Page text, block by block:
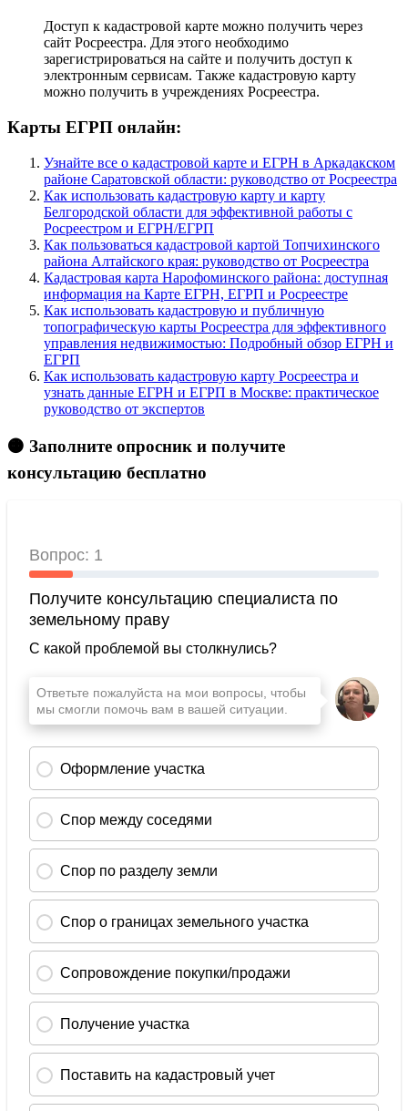
Доступ к кадастровой карте можно получить через
сайт Росреестра. Для этого необходимо
зарегистрироваться на сайте и получить доступ к
электронным сервисам. Также кадастровую карту
можно получить в учреждениях Росреестра.
Карты ЕГРП онлайн:
Узнайте все о кадастровой карте и ЕГРН в Аркадакском
районе Саратовской области: руководство от Росреестра
Как использовать кадастровую карту и карту
Белгородской области для эффективной работы с
Росреестром и ЕГРН/ЕГРП
Как пользоваться кадастровой картой Топчихинского
района Алтайского края: руководство от Росреестра
Кадастровая карта Нарофоминского района: доступная
информация на Карте ЕГРН, ЕГРП и Росреестре
Как использовать кадастровую и публичную
топографическую карты Росреестра для эффективного
управления недвижимостью: Подробный обзор ЕГРН и
ЕГРП
Как использовать кадастровую карту Росреестра и
узнать данные ЕГРН и ЕГРП в Москве: практическое
руководство от экспертов
🟠 Заполните опросник и получите
консультацию бесплатно